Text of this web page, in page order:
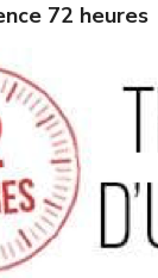
72 heures